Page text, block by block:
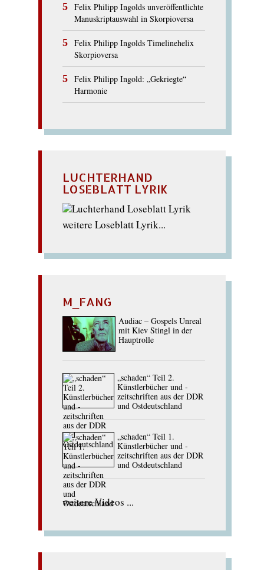
Felix Philipp Ingolds unveröffentlichte
Manuskriptauswahl in Skorpioversa
Felix Philipp Ingolds Timelinehelix
Skorpioversa
Felix Philipp Ingold: „Gekriegte“
Harmonie
LUCHTERHAND
LOSEBLATT LYRIK
weitere Loseblatt Lyrik...
M_FANG
Audiac – Gospels Unreal
mit Kiev Stingl in der
Hauptrolle
„schaden“ Teil 2.
Künstlerbücher und -
zeitschriften aus der DDR
und Ostdeutschland
„schaden“ Teil 1.
Künstlerbücher und -
zeitschriften aus der DDR
und Ostdeutschland
weitere Videos ...